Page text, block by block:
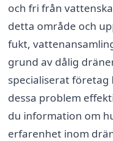
och fri från
detta område och
fukt,
grund av dålig
specialiserat företag
dessa problem
du information om
erfarenhet inom